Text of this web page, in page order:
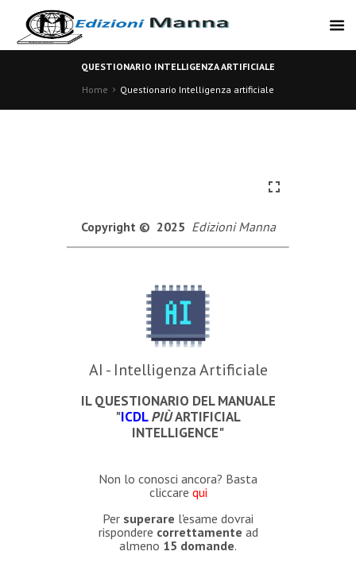
QUESTIONARIO INTELLIGENZA ARTIFICIALE
Home
Questionario Intelligenza artificiale
Copyright © 2025 Edizioni Manna
AI - Intelligenza Artificiale
IL QUESTIONARIO DEL MANUALE
"ICDL PIÙARTIFICIAL
INTELLIGENCE"
Non lo conosci ancora? Basta
cliccare qui
Per superare l'esame dovrai
rispondere correttamente ad
almeno 15 domande.